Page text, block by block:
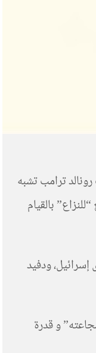
تصريحات الرئيس الفلسطيني (الذي انتهت ولايته منذ العام 2009) و تصريحات رونالد ترامب تشبه
بالقيام
ودفيد
و قدرة